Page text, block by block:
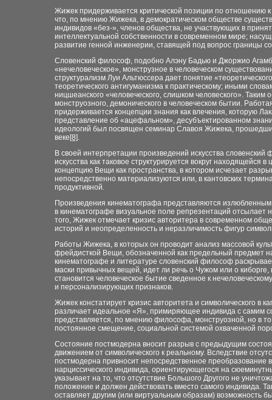
Жижек придерживается критической позиции по отношению
что, по мнению Жижека, в демократическом обществе
индивидов «без-», членов общества, не участвующих в
интеллектуальной собственности в современном мире;
развитие генной инженерии, ставящей под вопрос границы
Словенский философ, подобно Алэну Бадью и Джоржио
«нечеловеческое», монструзное в человеческом
структурализм Луи Альтюссера дает понятие
теоретического антигуманизма к практическому; иными
ницшеанского «человеческого, слишком человеского». Таким
монструозного, демонического в человеческом бытии.
придерживается концепции знания как влечения, которую
представление об «ацефальном», десубъектированном
идеологий был посвящен семинар Славоя Жижека,
веке [8].
В своей интерпретации произведений искусства
искусства как таковое структурируется вокруг
концепцию Вещи как пространства, в котором исчезает
непосредственно материализуются или, в кантовских
продуктивной.
Произведения кинематографа представляются излюбленным
в кинематографе визуальное поле репрезентаций отсылает
того, Жижек отмечает кризис авторитера в современном
историй и неопределенность и неразличимость фигур
Работы Жижека, в которых он проводит анализ массовой
фрейдисткой Вещи, обозначенной как предельный предмет
кинематографе и литературе словенский философ
маски привычных вещей, идет ли речь о Чужом или о
становится человеческое бытие сведенное к
и персонализирующих признаков.
Жижек констатирует кризис авторитета и символического в
различает идеальное «Я», примиряющее индивида с самим
представляется, по мнению философа, монструозной, но в
постоянное смещение, социальной системой охваченной
Состояние постмодерна вносит разрыв с предыдущим
движением от символического к реальному. Вследствие
постмодерна привносит непосредственное
нарциссического индивида, ориентирующегося на
указывает на то, что отсутствие Большого Другого не
положение и должен действовать вместо самого индивида.
оставляет другим (или виртуальным образам) возможность